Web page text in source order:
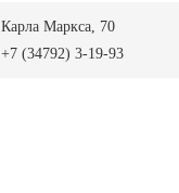
Карла Маркса, 70
+7 (34792) 3-19-93